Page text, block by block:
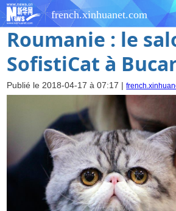
french.xinhuanet.com
Roumanie : le
SofistiCat à
Publié le 2018-04-17 à 07:17 |